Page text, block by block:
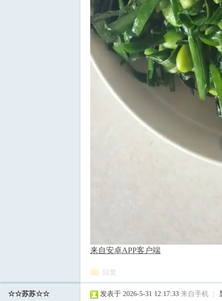
来自安卓APP客户端
回复
☆☆苏苏☆☆ 发表于 2026-5-31 12:17:33 来自手机